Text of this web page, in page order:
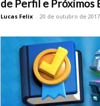
de Perfil e Próximos
Lucas Felix - 20 de outubro de 2017